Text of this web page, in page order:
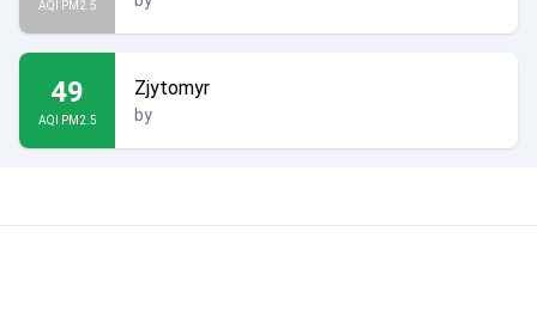
AQI PM2.5
49
AQI PM2.5
Zjytomyr
by